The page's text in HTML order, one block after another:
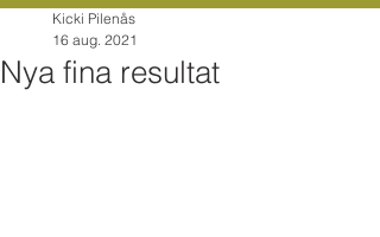
Nya fina resultat
Kicki Pilenås
16 aug. 2021